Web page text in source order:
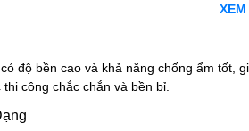
độ bền cao và khả năng chống ẩm tốt,
công chắc chắn và bền bỉ.